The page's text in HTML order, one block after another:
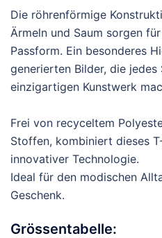
Die röhrenförmige
Ärmeln und Saum sorgen
Passform. Ein besonderes
generierten Bilder, die jedes
einzigartigen Kunstwerk
Frei von recyceltem
Stoffen, kombiniert dieses
innovativer Technologie.
Ideal für den modischen
Geschenk.
Grössentabelle: